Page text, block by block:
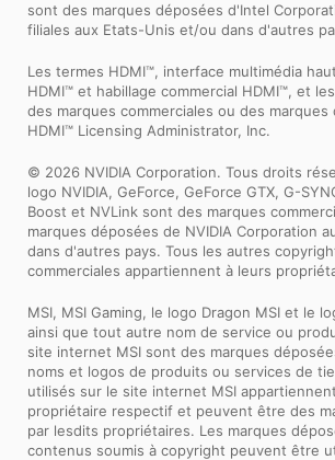
sont des marques déposées d'Intel
filiales aux Etats-Unis et/ou dans d'autres
Les termes HDMI™, interface multimédia
HDMI™ et habillage commercial HDMI™, et
des marques commerciales ou des marques
HDMI™ Licensing Administrator, Inc.
© 2026 NVIDIA Corporation. Tous droits
logo NVIDIA, GeForce, GeForce GTX, G-
Boost et NVLink sont des marques
marques déposées de NVIDIA Corporation
dans d'autres pays. Tous les autres
commerciales appartiennent à leurs
MSI, MSI Gaming, le logo Dragon MSI et le
ainsi que tout autre nom de service ou
site internet MSI sont des marques
noms et logos de produits ou services de
utilisés sur le site internet MSI
propriétaire respectif et peuvent être des
par lesdits propriétaires. Les marques
contenus soumis à copyright peuvent être